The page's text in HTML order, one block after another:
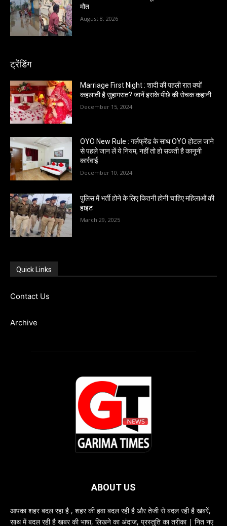
मौत
August 8, 2026
ट्रेंडिंग
Marriage First Night : शादी की पहली रात क्यों
कहलाती है सुहागरात? जानें इसके पीछे की रोचक कहानी
December 15, 2024
OYO New Rule : गर्लफ्रेंड के साथ OYO होटल जाने
से पहले जान लें ये नियम, नहीं तो हो सकती है कानूनी
कार्रवाई
December 10, 2024
पुलिस में भर्ती होने के लिए कितनी होनी चाहिए महिलाओं की
हाइट
March 29, 2025
Quick Links
Contact Us
Archive
ABOUT US
आपका शहर बदल रहा है , शहर की हवा बदल रही है और तेजी से बदल रही है खबरें,
साथ में बदल रही है खबर की भाषा, लिखने का अंदाज, प्रस्तुति का तरीका | नित नए